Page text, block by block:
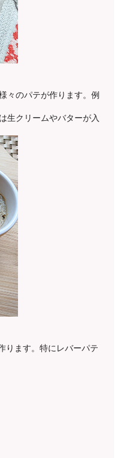
々のパテが作ります。例
生クリームやバターが入
ます。 特にレバーパテ